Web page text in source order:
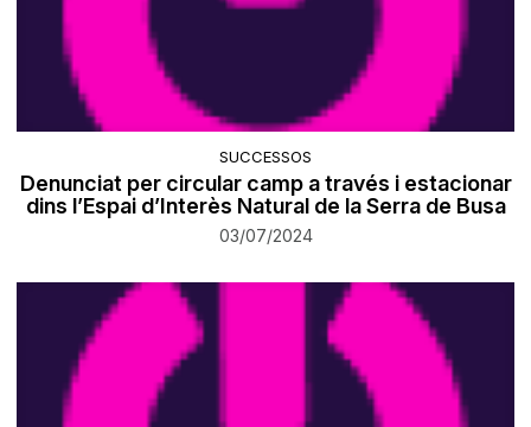
SUCCESSOS
Denunciat per circular camp a través i estacionar
dins l’Espai d’Interès Natural de la Serra de Busa
03/07/2024